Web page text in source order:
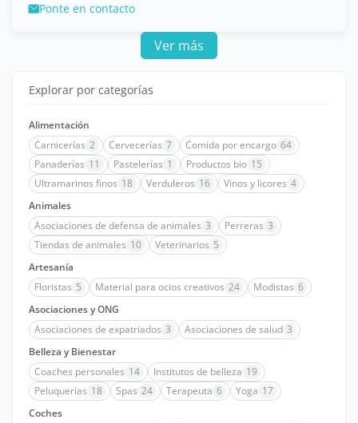
Ponte en contacto
Ver más
Explorar por categorías
Alimentación
Carnicerías 2 Cervecerías 7 Comida por encargo 64
Panaderías 11 Pastelerías 1 Productos bio 15
Ultramarinos finos 18 Verduleros 16 Vinos y licores 4
Animales
Asociaciones de defensa de animales 3 Perreras 3
Tiendas de animales 10 Veterinarios 5
Artesanía
Floristas 5 Material para ocios creativos 24 Modistas 6
Asociaciones y ONG
Asociaciones de expatriados 3 Asociaciones de salud 3
Belleza y Bienestar
Coaches personales 14 Institutos de belleza 19
Peluquerías 18 Spas 24 Terapeuta 6 Yoga 17
Coches